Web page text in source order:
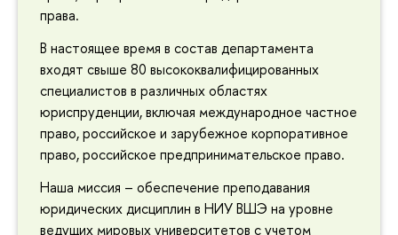
права.
В настоящее время в состав департамента
входят свыше 80 высококвалифицированных
специалистов в различных областях
юриспруденции, включая международное частное
право, российское и зарубежное корпоративное
право, российское предпринимательское право.
Наша миссия – обеспечение преподавания
юридических дисциплин в НИУ ВШЭ на уровне
ведущих мировых университетов с учетом